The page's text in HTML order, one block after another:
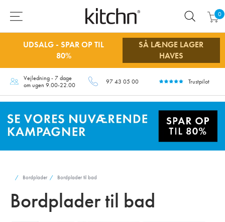
0
UDSALG - SPAR OP TIL
80%
SÅ LÆNGE LAGER
HAVES
Vejledning - 7 dage
om ugen 9.00-22.00
97 43 05 00 Trustpilot
Bordplader Bordplader til bad
Bordplader til bad